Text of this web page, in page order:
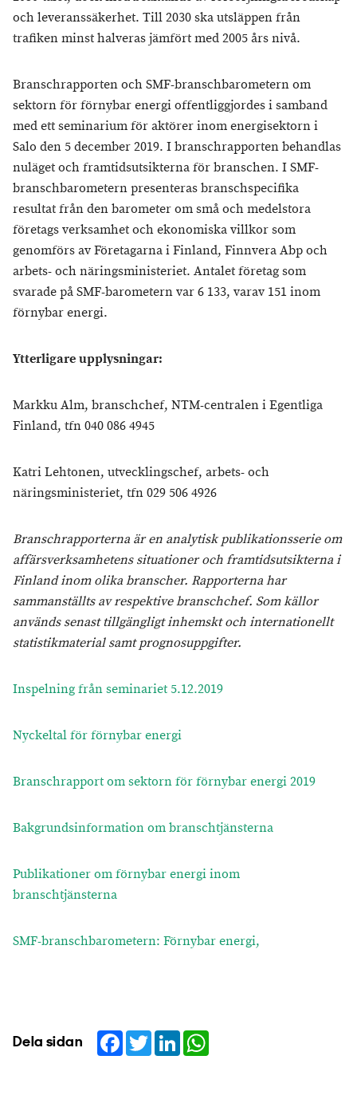
och leveranssäkerhet. Till 2030 ska utsläppen från
trafiken minst halveras jämfört med 2005 års nivå.
Branschrapporten och SMF-branschbarometern om
sektorn för förnybar energi offentliggjordes i samband
med ett seminarium för aktörer inom energisektorn i
Salo den 5 december 2019. I branschrapporten behandlas
nuläget och framtidsutsikterna för branschen. I SMF-
branschbarometern presenteras branschspecifika
resultat från den barometer om små och medelstora
företags verksamhet och ekonomiska villkor som
genomförs av Företagarna i Finland, Finnvera Abp och
arbets- och näringsministeriet. Antalet företag som
svarade på SMF-barometern var 6 133, varav 151 inom
förnybar energi.
Ytterligare upplysningar:
Markku Alm, branschchef, NTM-centralen i Egentliga
Finland, tfn 040 086 4945
Katri Lehtonen, utvecklingschef, arbets- och
näringsministeriet, tfn 029 506 4926
Branschrapporterna är en analytisk publikationsserie om
affärsverksamhetens situationer och framtidsutsikterna i
Finland inom olika branscher. Rapporterna har
sammanställts av respektive branschchef. Som källor
används senast tillgängligt inhemskt och internationellt
statistikmaterial samt prognosuppgifter.
Inspelning från seminariet 5.12.2019
Nyckeltal för förnybar energi
Branschrapport om sektorn för förnybar energi 2019
Bakgrundsinformation om branschtjänsterna
Publikationer om förnybar energi inom
branschtjänsterna
SMF-branschbarometern: Förnybar energi,
Dela sidan Facebook
TwitterLinkedIn